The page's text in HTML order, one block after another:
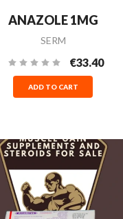
ANAZOLE 1MG
SERM
€33.40
ADD TO CART